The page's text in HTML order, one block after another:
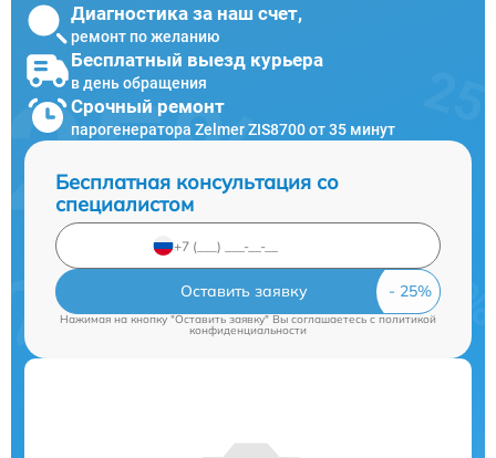
Диагностика за наш счет,
ремонт по желанию
Бесплатный выезд курьера
в день обращения
Срочный ремонт
парогенератора Zelmer ZIS8700 от 35 минут
Бесплатная консультация со
специалистом
Оставить заявку
Нажимая на кнопку "Оставить заявку" Вы соглашаетесь c политикой
конфиденциальности